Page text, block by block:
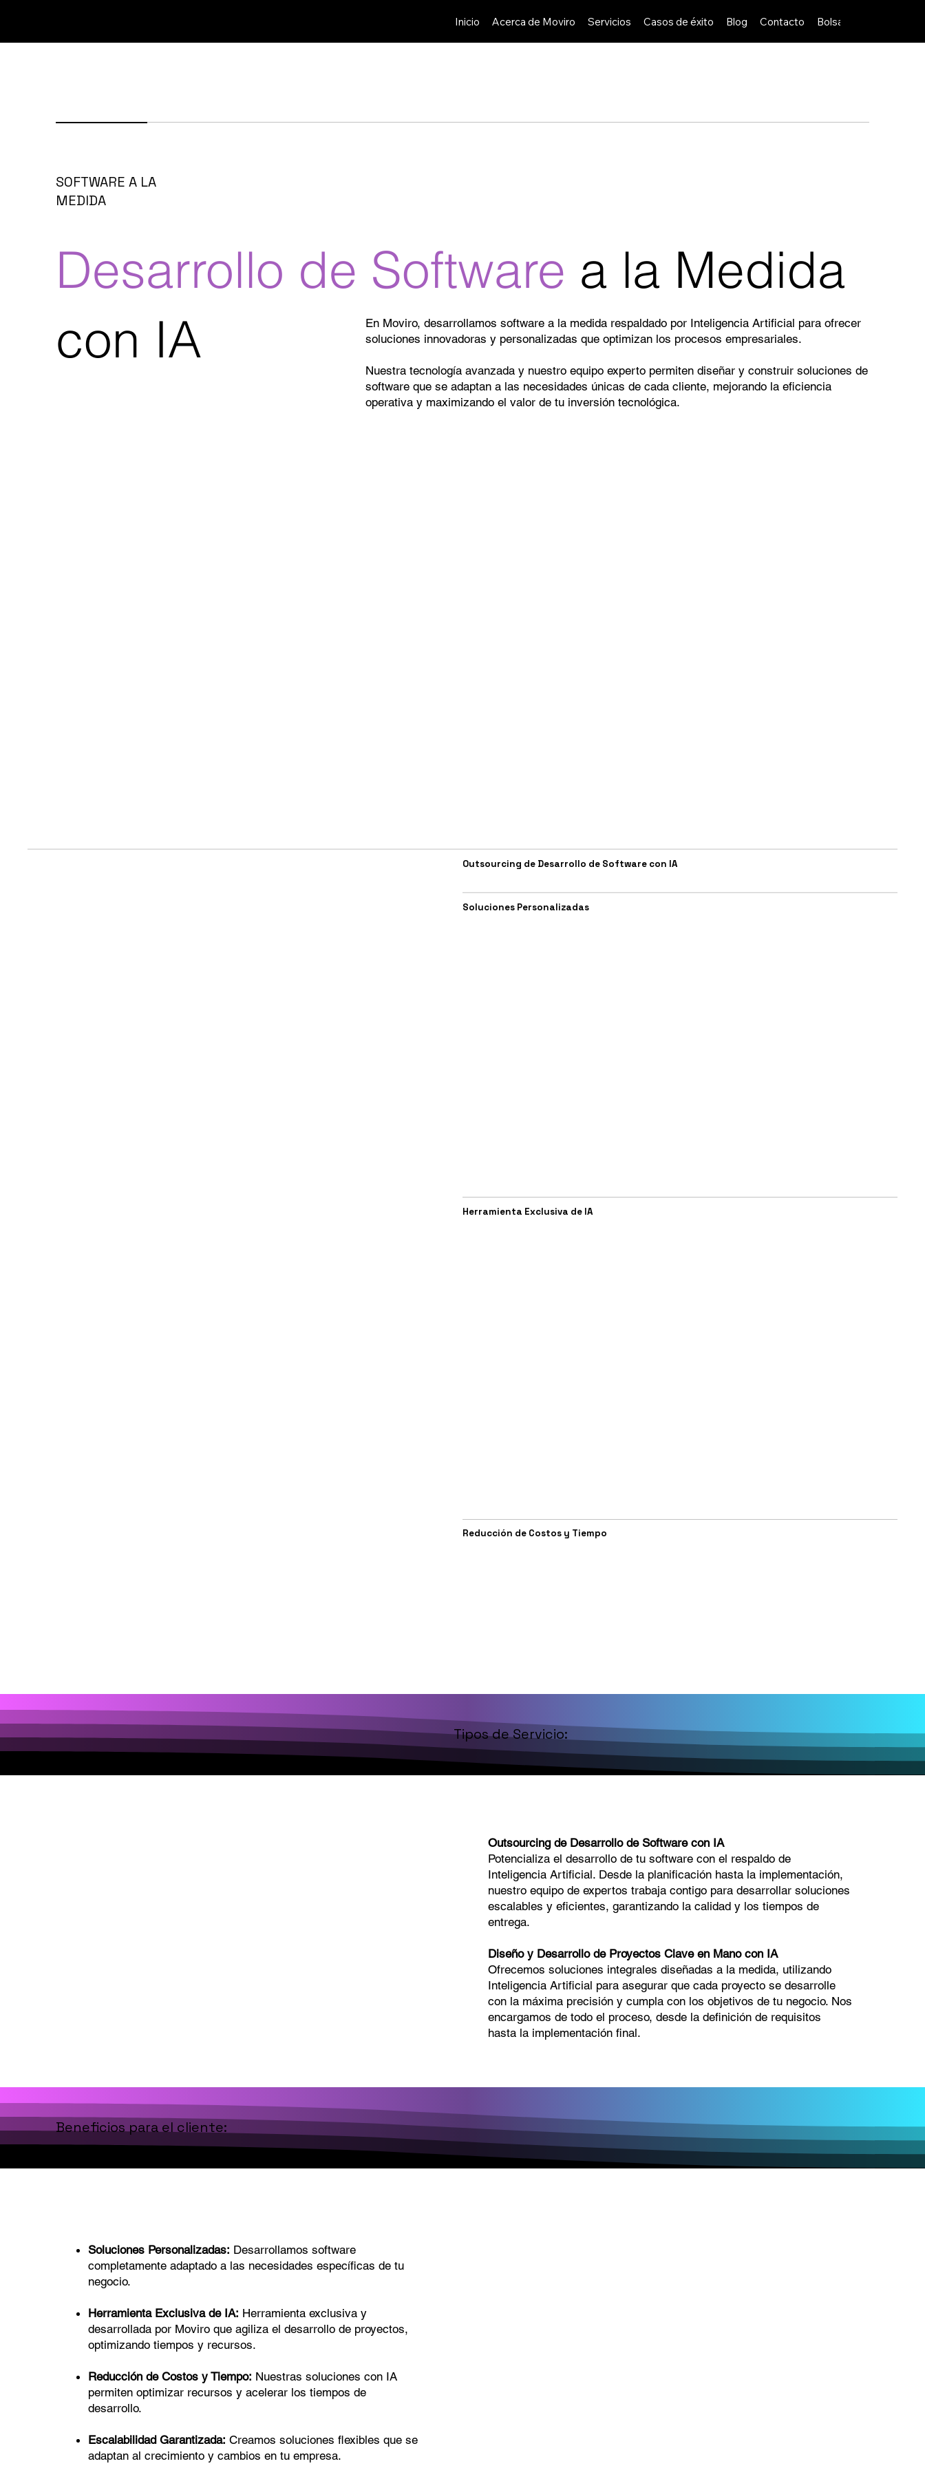
Inicio Acerca de Moviro Servicios Casos de éxito Blog Contacto Bolsa de Trabajo
SOFTWARE A LA
MEDIDA
Desarrollo de Software a la Medida
con IA
En Moviro, desarrollamos software a la medida respaldado por Inteligencia Artificial para ofrecer
soluciones innovadoras y personalizadas que optimizan los procesos empresariales.
Nuestra tecnología avanzada y nuestro equipo experto permiten diseñar y construir soluciones de
software que se adaptan a las necesidades únicas de cada cliente, mejorando la eficiencia
operativa y maximizando el valor de tu inversión tecnológica.
Outsourcing de Desarrollo de Software con IA
Soluciones Personalizadas
Herramienta Exclusiva de IA
Reducción de Costos y Tiempo
Tipos de Servicio:
Outsourcing de Desarrollo de Software con IA
Potencializa el desarrollo de tu software con el respaldo de
Inteligencia Artificial. Desde la planificación hasta la implementación,
nuestro equipo de expertos trabaja contigo para desarrollar soluciones
escalables y eficientes, garantizando la calidad y los tiempos de
entrega.
Diseño y Desarrollo de Proyectos Clave en Mano con IA
Ofrecemos soluciones integrales diseñadas a la medida, utilizando
Inteligencia Artificial para asegurar que cada proyecto se desarrolle
con la máxima precisión y cumpla con los objetivos de tu negocio. Nos
encargamos de todo el proceso, desde la definición de requisitos
hasta la implementación final.
Beneficios para el cliente:
Soluciones Personalizadas: Desarrollamos software
completamente adaptado a las necesidades específicas de tu
negocio.
Herramienta Exclusiva de IA: Herramienta exclusiva y
desarrollada por Moviro que agiliza el desarrollo de proyectos,
optimizando tiempos y recursos.
Reducción de Costos y Tiempo: Nuestras soluciones con IA
permiten optimizar recursos y acelerar los tiempos de
desarrollo.
Escalabilidad Garantizada: Creamos soluciones flexibles que se
adaptan al crecimiento y cambios en tu empresa.